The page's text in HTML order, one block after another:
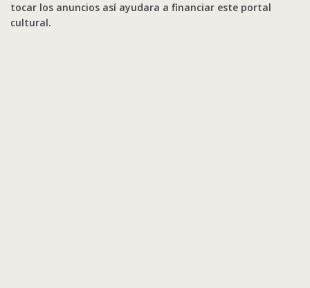
tocar los anuncios así ayudara a financiar este portal
cultural.